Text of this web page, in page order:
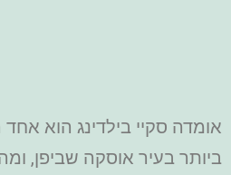
אומדה סקיי בילדינג הוא אחד
ביותר בעיר אוסקה שביפן,